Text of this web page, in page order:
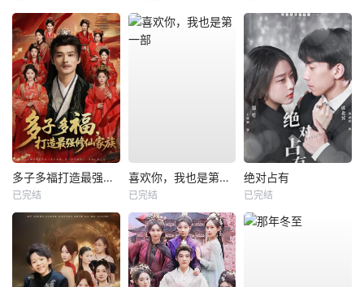
多子多福打造最强修仙家族
已完结
喜欢你，我也是第一部
已完结
绝对占有
已完结